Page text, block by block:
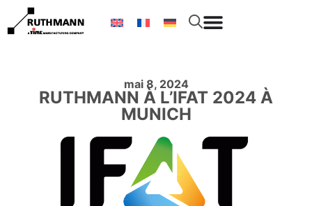
mai 8, 2024
RUTHMANN À L’IFAT 2024 À
MUNICH